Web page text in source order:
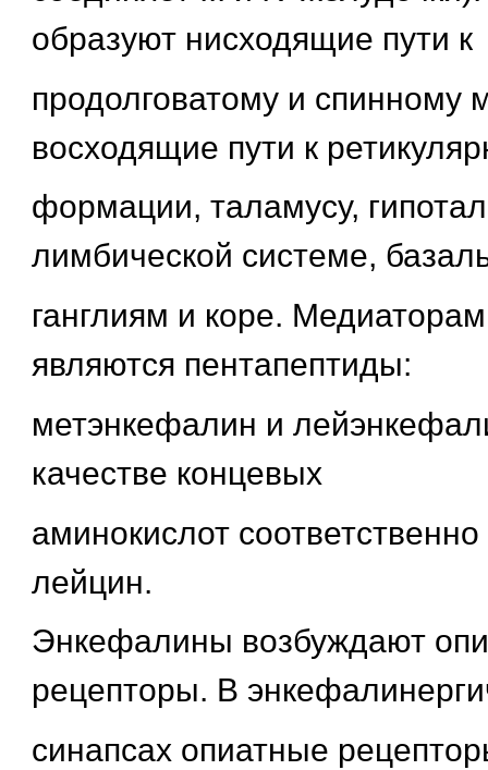
образуют нисходящие пути к
продолговатому и спинному
восходящие пути к
формации, таламусу,
лимбической системе,
ганглиям и коре.
являются пентапептиды:
метэнкефалин и
качестве концевых
аминокислот
лейцин.
Энкефалины возбуждают
рецепторы. В
синапсах опиатные